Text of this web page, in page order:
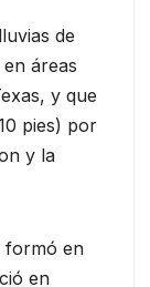
de
áreas
y que
pies) por
y la
formó en
en